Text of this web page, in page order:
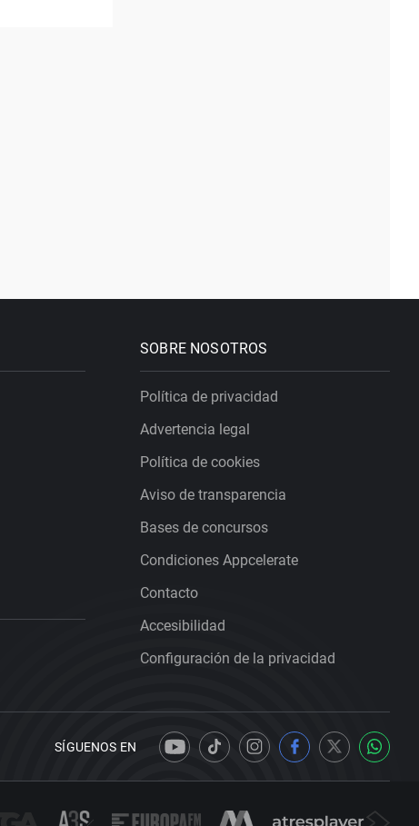
SOBRE NOSOTROS
Política de privacidad
Advertencia legal
Política de cookies
Aviso de transparencia
Bases de concursos
Condiciones Appcelerate
Contacto
Accesibilidad
Configuración de la privacidad
SÍGUENOS EN